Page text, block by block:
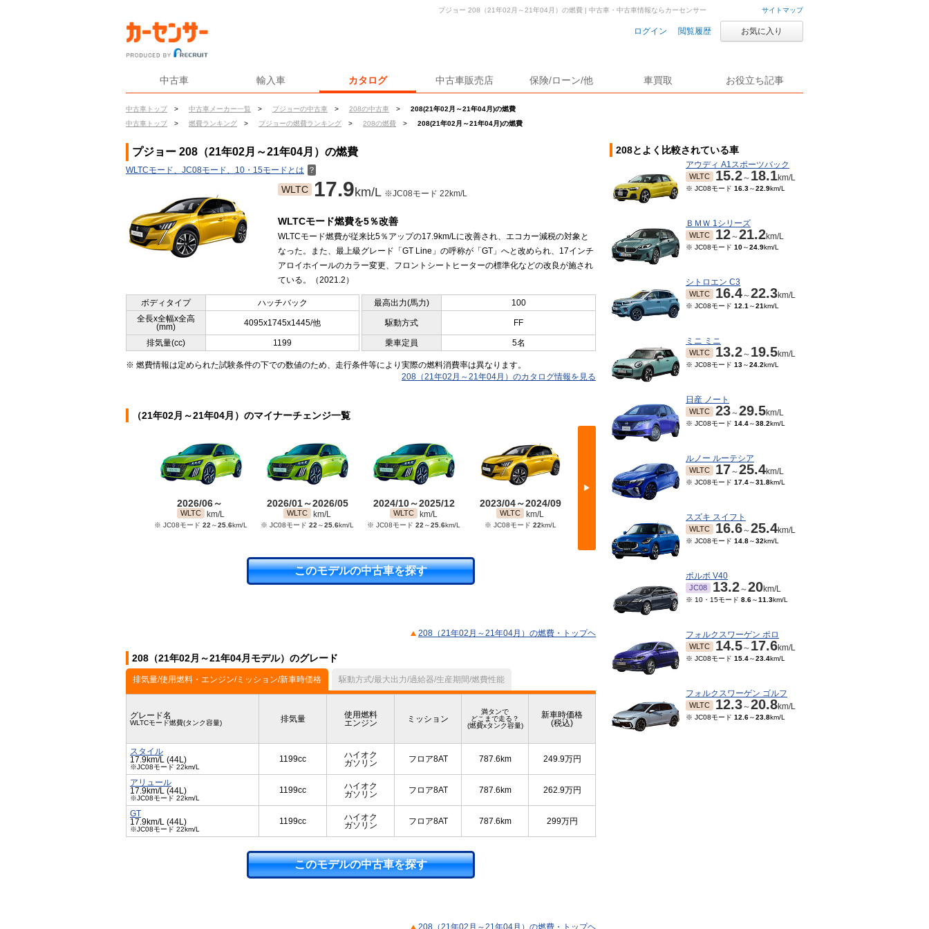
サイトマップ
ログイン 閲覧履歴 お気に入り
中古車 輸入車 カタログ 中古車販売店 保険/ローン/他 車買取 お役立ち記事
中古車トップ > 中古車メーカー一覧 > プジョーの中古車 > 208の中古車 >
208(21年02月～21年04月)の燃費
中古車トップ
> 燃費ランキング > プジョーの燃費ランキング > 208の燃費 > 208(21年02月～21年04月)の燃費
プジョー 208（21年02月～21年04月）の燃費 | 中古車・中古車情報ならカーセンサー
プジョー 208（21年02月～21年04月）の燃費
WLTCモード、JC08モード、10・15モードとは ？
WLTC 17.9km/L ※JC08モード 22km/L
WLTCモード燃費を5％改善
WLTCモード燃費が従来比5％アップの17.9km/Lに改善され、エコカー減税の対象と
なった。また、最上級グレード「GT Line」の呼称が「GT」へと改められ、17インチ
アロイホイールのカラー変更、フロントシートヒーターの標準化などの改良が施され
ている。（2021.2）
ボディタイプ ハッチバック 最高出力(馬力)
100
全長x全幅x全高
(mm)
4095x1745x1445/他 駆動方式 FF
排気量(cc) 1199 乗車定員 5名
※ 燃費情報は定められた試験条件の下での数値のため、走行条件等により実際の燃料消費率は異なります。
208（21年02月～21年04月）のカタログ情報を見る
（21年02月～21年04月）のマイナーチェンジ一覧
▶
2026/06～
WLTC km/L
※ JC08モード 22～25.6km/L
2026/01～2026/05
WLTC km/L
※ JC08モード 22～25.6km/L
2024/10～2025/12
WLTC km/L
※ JC08モード 22～25.6km/L
2023/04～2024/09
WLTC km/L
※ JC08モード 22km/L
2022/10～2023/03
※ JC08モード22km/L
WLTC km/L
※ JC08モード 22km/L
このモデルの中古車を探す
208（21年02月～21年04月）の燃費・トップヘ
208（21年02月～21年04月モデル）のグレード
排気量/使用燃料・エンジン/ミッション/新車時価格 駆動方式/最大出力/過給器/生産期間/燃費性能
グレード名
WLTCモード燃費(タンク容量) 排気量
使用燃料
エンジン
ミッション
満タンで
どこまで走る？
(燃費xタンク容量)
新車時価格
(税込)
スタイル
17.9km/L (44L)
※JC08モード 22km/L
1199cc
ハイオク
ガソリン
フロア8AT 787.6km 249.9万円
アリュール
17.9km/L (44L)
※JC08モード 22km/L
1199cc
ハイオク
ガソリン
フロア8AT 787.6km 262.9万円
GT
17.9km/L (44L)
※JC08モード 22km/L
1199cc
ハイオク
ガソリン
フロア8AT 787.6km 299万円
このモデルの中古車を探す
208とよく比較されている車
アウディ A1スポーツバック
WLTC 15.2～ 18.1km/L
※ JC08モード 16.3～22.9km/L
ＢＭＷ 1シリーズ
WLTC 12～21.2km/L
※ JC08モード 10～24.9km/L
シトロエン C3
WLTC 16.4～22.3km/L
※ JC08モード 12.1 ～21km/L
ミニ ミニ
WLTC 13.2～ 19.5km/L
※ JC08モード 13～24.2km/L
日産 ノート
WLTC 23～29.5km/L
※ JC08モード 14.4～38.2km/L
ルノー ルーテシア
WLTC 17～25.4km/L
※ JC08モード 17.4～31.8km/L
スズキ スイフト
WLTC 16.6～25.4km/L
※ JC08モード 14.8～32km/L
ボルボ V40
JC08 13.2～20km/L
※ 10・15モード 8.6～11.3km/L
フォルクスワーゲン ポロ
WLTC 14.5～ 17.6km/L
※ JC08モード 15.4～23.4km/L
フォルクスワーゲン ゴルフ
WLTC 12.3～20.8km/L
※ JC08モード 12.6～23.8km/L